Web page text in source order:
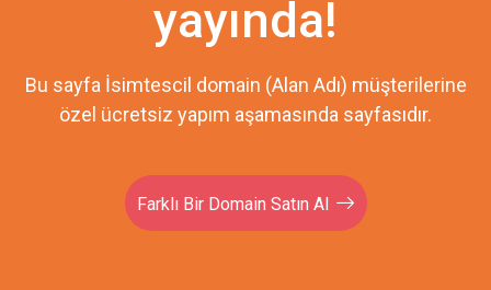
yayında!
Bu sayfa İsimtescil domain (Alan Adı) müşterilerine
özel ücretsiz yapım aşamasında sayfasıdır.
Farklı Bir Domain Satın Al